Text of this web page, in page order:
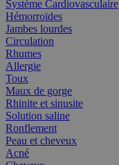
Système Cardiovasculaire
Hémorroïdes
Jambes lourdes
Circulation
Rhumes
Allergie
Toux
Maux de gorge
Rhinite et sinusite
Solution saline
Ronflement
Peau et cheveux
Acné